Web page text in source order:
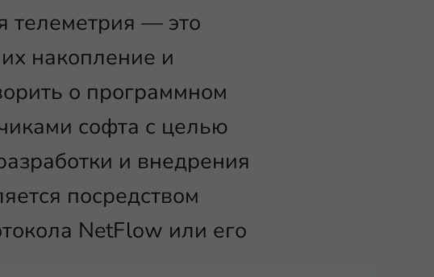
телеметрия — это
накопление и
о программном
софта с целью
и внедрения
посредством
NetFlow или его